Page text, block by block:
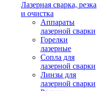
Лазерная сварка, резка
и очистка
Аппараты
лазерной сварки
Горелки
лазерные
Сопла для
лазерной сварки
Линзы для
лазерной сварки